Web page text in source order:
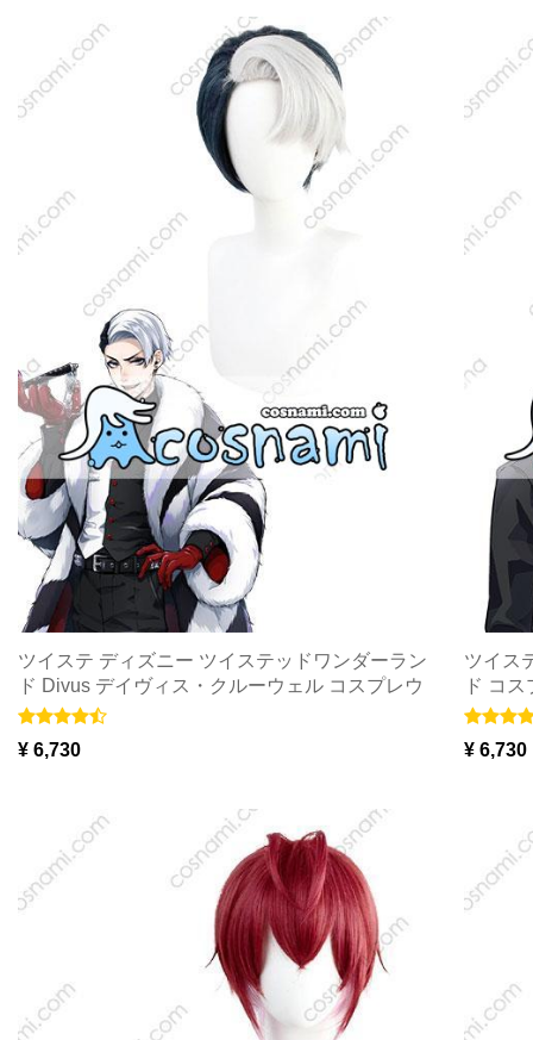
ツイステ ディズニー ツイステッドワンダーラン
ド Divus デイヴィス・クルーウェル コスプレウ
ィッグ
¥ 6,730
ツイス
ド コ
¥ 6,730